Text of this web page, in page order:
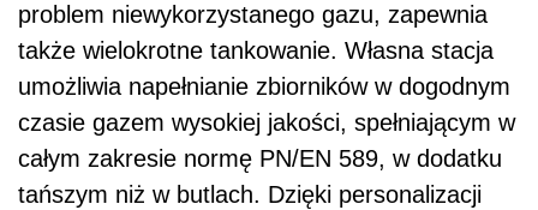
problem niewykorzystanego gazu, zapewnia
także wielokrotne tankowanie. Własna stacja
umożliwia napełnianie zbiorników w dogodnym
czasie gazem wysokiej jakości, spełniającym w
całym zakresie normę PN/EN 589, w dodatku
tańszym niż w butlach. Dzięki personalizacji